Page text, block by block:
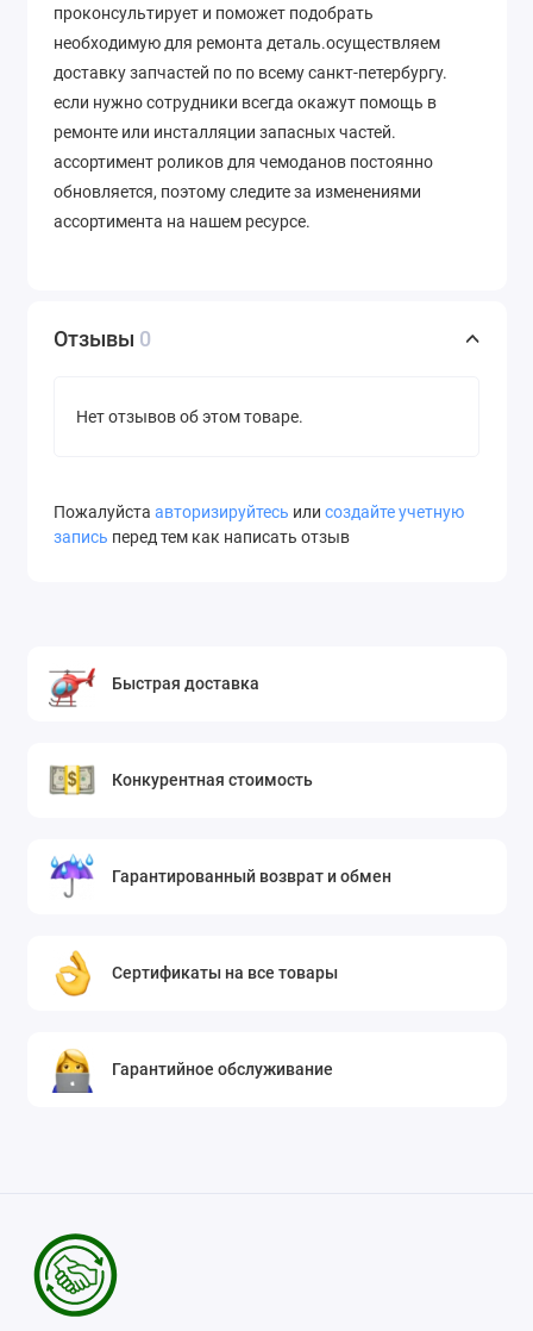
проконсультирует и поможет подобрать
необходимую для ремонта деталь.осуществляем
доставку запчастей по по всему санкт-петербургу.
если нужно сотрудники всегда окажут помощь в
ремонте или инсталляции запасных частей.
ассортимент роликов для чемоданов постоянно
обновляется, поэтому следите за изменениями
ассортимента на нашем ресурсе.
Отзывы 0
Нет отзывов об этом товаре.
Пожалуйста авторизируйтесь или создайте учетную
запись перед тем как написать отзыв
Быстрая доставка
Конкурентная стоимость
Гарантированный возврат и обмен
Сертификаты на все товары
Гарантийное обслуживание